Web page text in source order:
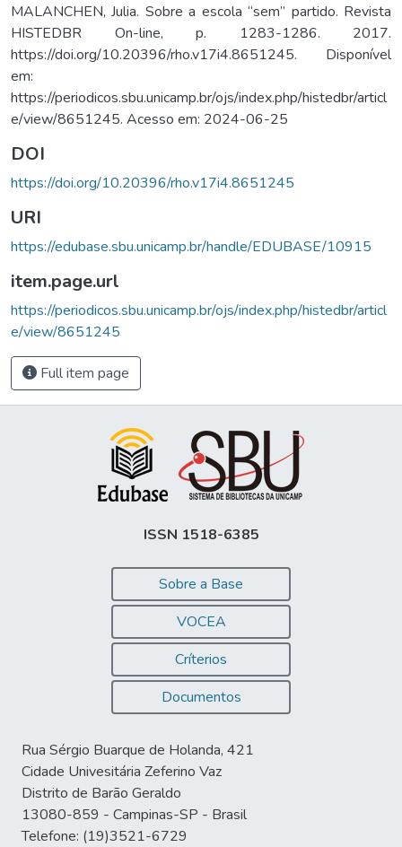
MALANCHEN, Julia. Sobre a escola “sem” partido. Revista
HISTEDBR On-line, p. 1283-1286. 2017.
https://doi.org/10.20396/rho.v17i4.8651245. Disponível
em:
https://periodicos.sbu.unicamp.br/ojs/index.php/histedbr/articl
e/view/8651245. Acesso em: 2024-06-25
DOI
https://doi.org/10.20396/rho.v17i4.8651245
URI
https://edubase.sbu.unicamp.br/handle/EDUBASE/10915
item.page.url
https://periodicos.sbu.unicamp.br/ojs/index.php/histedbr/articl
e/view/8651245
Full item page
ISSN 1518-6385
Sobre a Base
VOCEA
Críterios
Documentos
Rua Sérgio Buarque de Holanda, 421
Cidade Univesitária Zeferino Vaz
Distrito de Barão Geraldo
13080-859 - Campinas-SP - Brasil
Telefone: (19)3521-6729